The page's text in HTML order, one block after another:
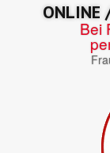
ONLINE
Bei